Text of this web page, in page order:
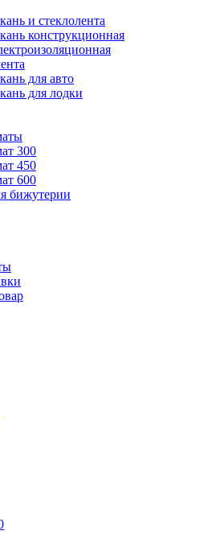
и стеклолента
конструкционная
для авто
для лодки
300
450
600
бижутерии